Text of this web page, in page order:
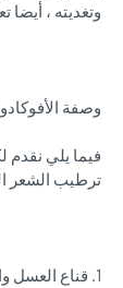
وتغديته ، أيضا
وصفة
فيما يلي نقدم
ترطيب الشعر
1. قناع العسل والأفوكادو لترطيب الشعر